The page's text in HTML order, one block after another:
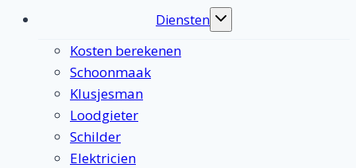
Diensten
Toggle
Kosten berekenen
Schoonmaak
Klusjesman
Loodgieter
Schilder
Elektricien